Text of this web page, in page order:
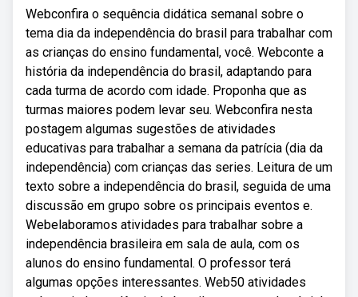
Webconfira o sequência didática semanal sobre o
tema dia da independência do brasil para trabalhar com
as crianças do ensino fundamental, você. Webconte a
história da independência do brasil, adaptando para
cada turma de acordo com idade. Proponha que as
turmas maiores podem levar seu. Webconfira nesta
postagem algumas sugestões de atividades
educativas para trabalhar a semana da patrícia (dia da
independência) com crianças das series. Leitura de um
texto sobre a independência do brasil, seguida de uma
discussão em grupo sobre os principais eventos e.
Webelaboramos atividades para trabalhar sobre a
independência brasileira em sala de aula, com os
alunos do ensino fundamental. O professor terá
algumas opções interessantes. Web50 atividades